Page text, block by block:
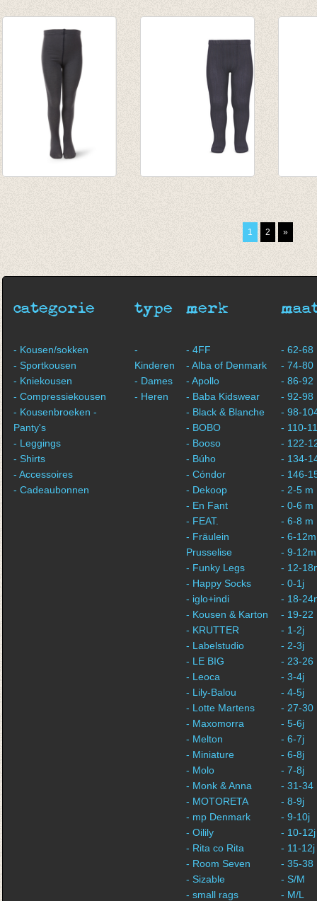
van € 11,50
tot € 16,50
van €
tot €
1 2 »
categorie
- Kousen/sokken
- Sportkousen
- Kniekousen
- Compressiekousen
- Kousenbroeken -
Panty's
- Leggings
- Shirts
- Accessoires
- Cadeaubonnen
type
-
Kinderen
- Dames
- Heren
merk
- 4FF
- Alba of Denmark
- Apollo
- Baba Kidswear
- Black & Blanche
- BOBO
- Booso
- Búho
- Cóndor
- Dekoop
- En Fant
- FEAT.
- Fräulein
Prusselise
- Funky Legs
- Happy Socks
- iglo+indi
- Kousen & Karton
- KRUTTER
- Labelstudio
- LE BIG
- Leoca
- Lily-Balou
- Lotte Martens
- Maxomorra
- Melton
- Miniature
- Molo
- Monk & Anna
- MOTORETA
- mp Denmark
- Oilily
- Rita co Rita
- Room Seven
- Sizable
- small rags
- 62-68
- 74-80
- 86-92
- 92-98
- 98-
- 110-
- 122-
- 134-
- 146-
- 2-5 m
- 0-6 m
- 6-8 m
- 6-12m
- 9-12m
- 12-
- 0-1j
- 18-
- 19-22
- 1-2j
- 2-3j
- 23-26
- 3-4j
- 4-5j
- 27-30
- 5-6j
- 6-7j
- 6-8j
- 7-8j
- 31-34
- 8-9j
- 9-10j
- 10-12j
- 11-12j
- 35-38
- S/M
- M/L